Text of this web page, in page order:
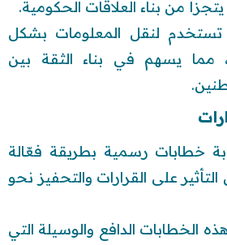
من بناء العلاقات الحكومية.
تستخدم لنقل المعلومات بشكل
يسهم في بناء الثقة بين
خطابات رسمية بطريقة فعّالة
على القرارات والتحفيز نحو
الخطابات الدافع والوسيلة التي